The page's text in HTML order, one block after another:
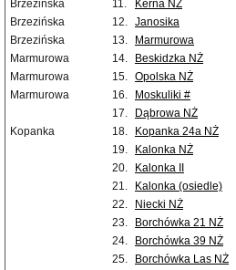
Brzezińska
11. Kerna NŻ
Brzezińska
12. Janosika
Brzezińska
13. Marmurowa
Marmurowa
14. Beskidzka NŻ
Marmurowa
15. Opolska NŻ
Marmurowa
16. Moskuliki #
17.
Dąbrowa NŻ
Kopanka
18. Kopanka 24a NŻ
19.
Kalonka NŻ
20.
Kalonka II
21.
Kalonka (osiedle)
22.
Niecki NŻ
23.
Borchówka 21 NŻ
24.
Borchówka 39 NŻ
25.
Borchówka Las NŻ